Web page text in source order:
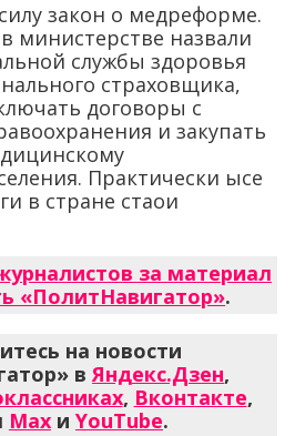
закон о медреформе.
министерстве назвали
службы здоровья
страховщика,
договоры с
и закупать
Практически ысе
в стране стаои
за материал
«ПолитНавигатор».
на новости
вЯндекс.Дзен,
, Вконтакте,
Max и YouTube.